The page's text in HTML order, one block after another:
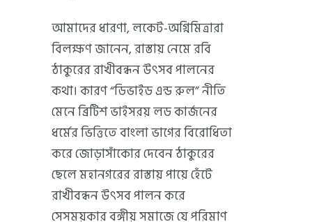
আমাদের ধারণা, লকেট-অগ্নিমিত্রারা
বিলক্ষণ জানেন, রাস্তায় নেমে রবি
ঠাকুরের রাখীবন্ধন উৎসব পালনের
কথা। কারণ “ডিভাইড এন্ড রুল” নীতি
মেনে ব্রিটিশ ভাইসরয় লড কার্জনের
ধর্মের ভিত্তিতে বাংলা ভাগের বিরোধিতা
করে জোড়াসাঁকোর দেবেন ঠাকুরের
ছেলে মহানগরের রাস্তায় পায়ে হেঁটে
রাখীবন্ধন উৎসব পালন করে
সেসময়কার বঙ্গীয় সমাজে যে পরিমাণ